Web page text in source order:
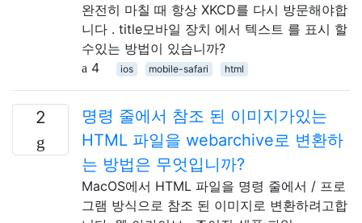
완전히 마칠 때 항상 XKCD를 다시 방문해야합
니다 . title모바일 장치 에서 텍스트 를 표시 할
수있는 방법이 있습니까?
4
ios mobile-safari html
2
명령 줄에서 참조 된 이미지가있는
HTML 파일을 webarchive로 변환하
는 방법은 무엇입니까?
MacOS에서 HTML 파일을 명령 줄에서 / 프로
그램 방식으로 참조 된 이미지로 변환하려고합